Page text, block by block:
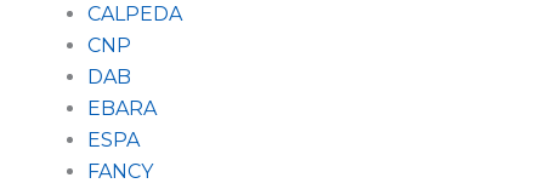
CALPEDA
CNP
DAB
EBARA
ESPA
FANCY